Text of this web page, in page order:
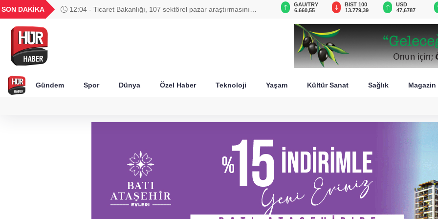
SON DAKİKA
12:04 - Ticaret Bakanlığı, 107 sektörel pazar araştırmasını
UYU
1,1849
18,2677
16,3788
27,9743
0,0018
GAU/TRY
6.660,55
BIST 100
13.779,39
USD
47,6787
Gündem Spor Dünya Özel Haber Teknoloji Yaşam Kültür Sanat Sağlık Magazin